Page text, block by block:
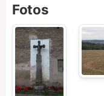
Fotos